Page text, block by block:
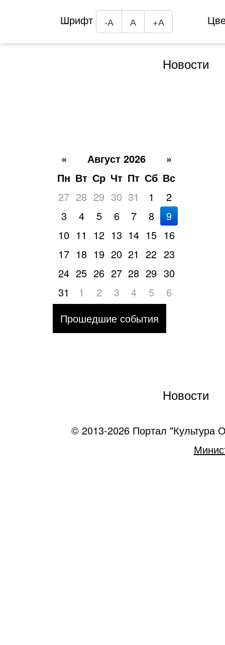
Шрифт -А А +А
Новости
« Август 2026
»
Пн Вт Ср Чт Пт Сб Вс
27 28 29 30 31 1
2
3
4 5 6 7 8
9
10 11 12 13 14 15 16
17 18 19 20 21 22 23
24 25 26 27 28 29 30
31
1 2 3 4 5
6
Прошедшие события
Новости
© 2013-2026 Портал "Культура